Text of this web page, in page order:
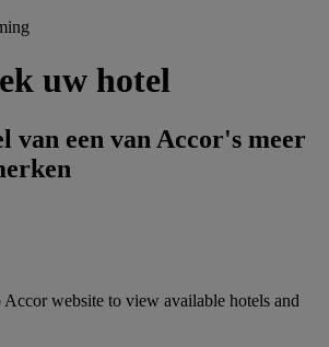
uw hotel
van een van Accor's meer
Accor website to view available hotels and